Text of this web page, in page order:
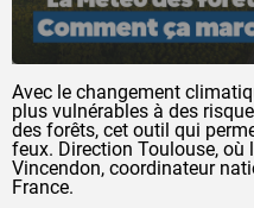
Avec le changement
plus vulnérables à des
des forêts, cet outil qui
feux. Direction Toulouse, où
Vincendon, coordinateur
France.